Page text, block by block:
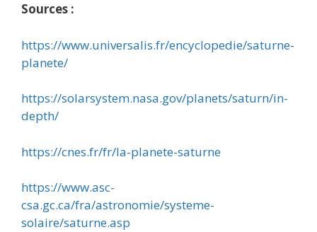
Sources :
https://www.universalis.fr/encyclopedie/saturne-
planete/
https://solarsystem.nasa.gov/planets/saturn/in-
depth/
https://cnes.fr/fr/la-planete-saturne
https://www.asc-
csa.gc.ca/fra/astronomie/systeme-
solaire/saturne.asp